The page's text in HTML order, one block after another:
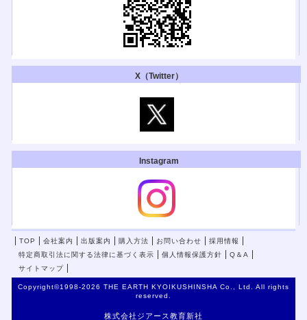
『発達に遅れがある子どものためのお金の学習』
『特別支援教育における学校・教員と専門家の連携』
『かゆいところに手が届く重度重複障害児教育』
『特別支援教育における学校・教員と専門家の連携』
『かゆいところに手が届く重度重複障害児教育』
週刊教育資料 第1691号2023年2月20日号
『発達障害・知的障害のある子どものSNS利用ガイド』の書評が掲載されま
『視覚障害のためのインクルーシブアート学習』
『障害の重い子供のための 各教科の授業づくり』書評が掲載されました。
週間教育資料2023年1月16日 No.1687
『大人の発達障害 「自分を知ること」「人に伝えること」』書評が掲載さ
れました。
『大人の発達障害 「自分を知ること」「人に伝えること」』
理科教室2月号 vol.818
『中学・高校物理の学びに役立つ実験集』盲学校の物理実験の工夫と生徒を
X（Twitter）
Instagram
TOP 会社案内 出版案内 購入方法 お問い合わせ
採用情報
特定商取引法に関する法律に基づく表示
個人情報保護方針
Q＆A
サイトマップ
Copyright©1998-2026 THE EARTH KYOIKUSHINSHA Co., Ltd. All rights
reserved.
株式会社ジアース教育新社